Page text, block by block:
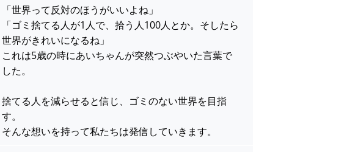
「世界って反対のほうがいいよね」
「ゴミ捨てる人が1人で、拾う人100人とか。そしたら
世界がきれいになるね」
これは5歳の時にあいちゃんが突然つぶやいた言葉で
した。
捨てる人を減らせると信じ、ゴミのない世界を目指
す。
そんな想いを持って私たちは発信していきます。